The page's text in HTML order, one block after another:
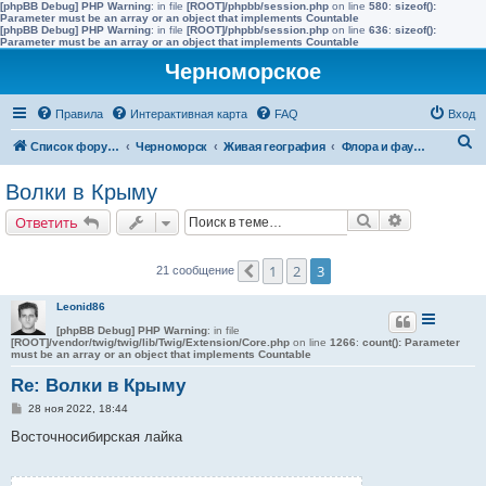
[phpBB Debug] PHP Warning: in file [ROOT]/phpbb/session.php on line 580: sizeof():
Parameter must be an array or an object that implements Countable
[phpBB Debug] PHP Warning: in file [ROOT]/phpbb/session.php on line 636: sizeof():
Parameter must be an array or an object that implements Countable
Черноморское
Правила Интерактивная карта FAQ Вход
Список форумов Черноморск Живая география Флора и фауна полуострова Тарханкут
Волки в Крыму
Ответить Поиск
21 сообщение Пред.
1 2 3
Leonid86
[phpBB Debug] PHP Warning: in file
[ROOT]/vendor/twig/twig/lib/Twig/Extension/Core.php on line 1266: count(): Parameter
must be an array or an object that implements Countable
Re: Волки в Крыму
С
о
28 ноя 2022, 18:44
Восточносибирская лайка